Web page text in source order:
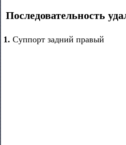
Последовательность
1. Суппорт задний правый